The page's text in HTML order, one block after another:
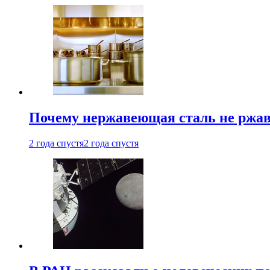
Почему нержавеющая сталь не
2 года спустя2 года спустя